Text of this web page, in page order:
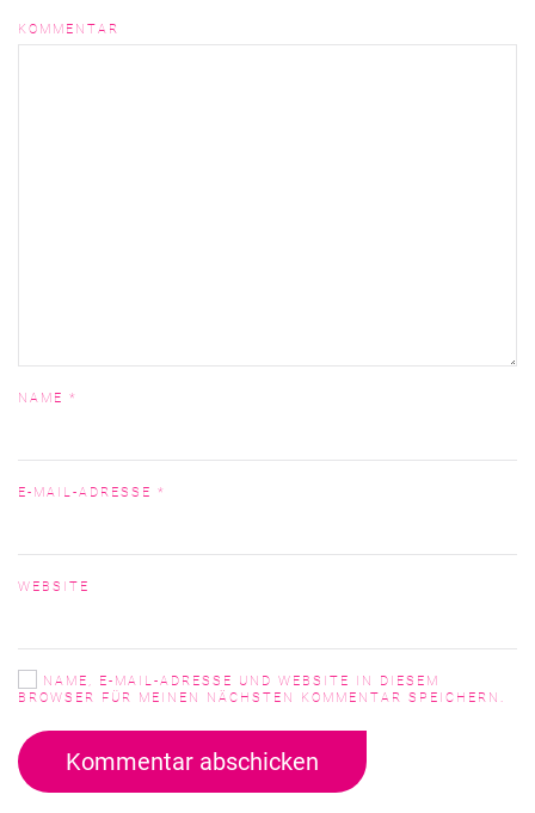
KOMMENTAR
NAME *
E-MAIL-ADRESSE *
WEBSITE
NAME, E-MAIL-ADRESSE UND WEBSITE IN DIESEM
BROWSER FÜR MEINEN NÄCHSTEN KOMMENTAR SPEICHERN.
Kommentar abschicken